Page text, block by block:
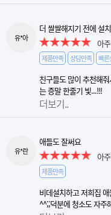
유*아
더 쌀쌀해지기 전에 설
아
제품만족 상담만족 빠른
친구들도 많이 추천해
는 증말 한줄기 빛...!!!
더보기..
유*란
애들도 잘써요
아
제품만족
비데설치하고 저희집
^^;;덕분에 청소도 자주